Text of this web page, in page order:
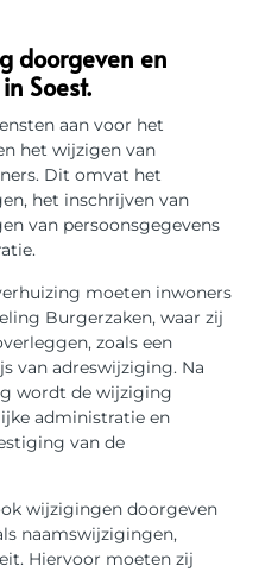
doorgeven en
Soest.
aan voor het
het wijzigen van
Dit omvat het
het inschrijven van
van persoonsgegevens
moeten inwoners
Burgerzaken, waar zij
zoals een
van adreswijziging. Na
wordt de wijziging
administratie en
van de
wijzigingen doorgeven
naamswijzigingen,
Hiervoor moeten zij